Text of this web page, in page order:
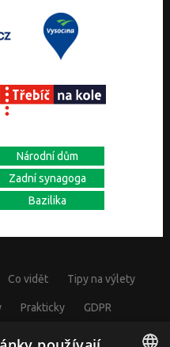
Národní dům
Zadní synagoga
Bazilika
Co vidět Tipy na výlety
Prakticky GDPR